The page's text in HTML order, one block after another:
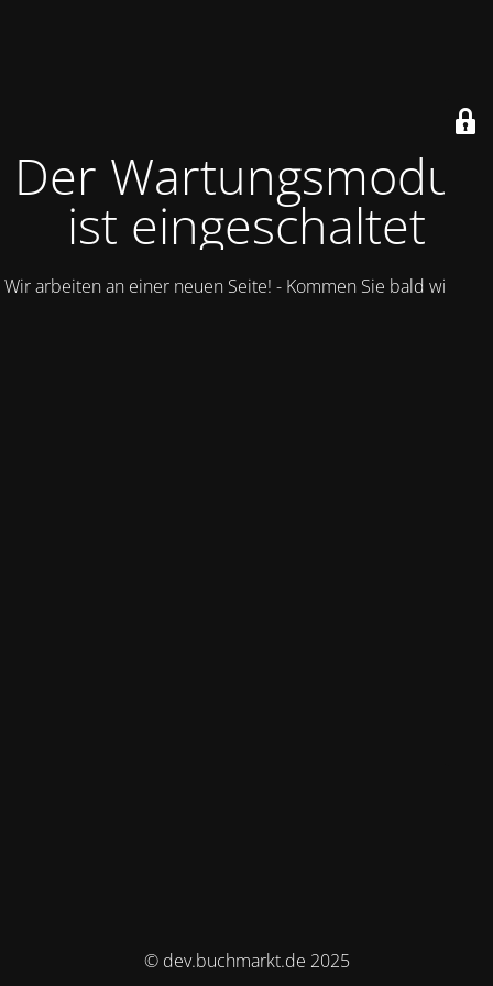
Der Wartungsmodus
ist eingeschaltet
Wir arbeiten an einer neuen Seite! - Kommen Sie bald wieder.
© dev.buchmarkt.de 2025